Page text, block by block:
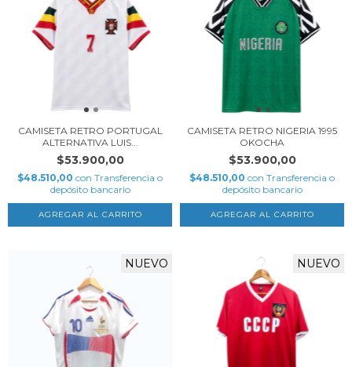
CAMISETA RETRO PORTUGAL
ALTERNATIVA LUIS...
$53.900,00
$48.510,00 con Transferencia o
depósito bancario
AGREGAR AL CARRITO
CAMISETA RETRO NIGERIA 1995
OKOCHA
$53.900,00
$48.510,00 con Transferencia o
depósito bancario
AGREGAR AL CARRITO
NUEVO NUEVO